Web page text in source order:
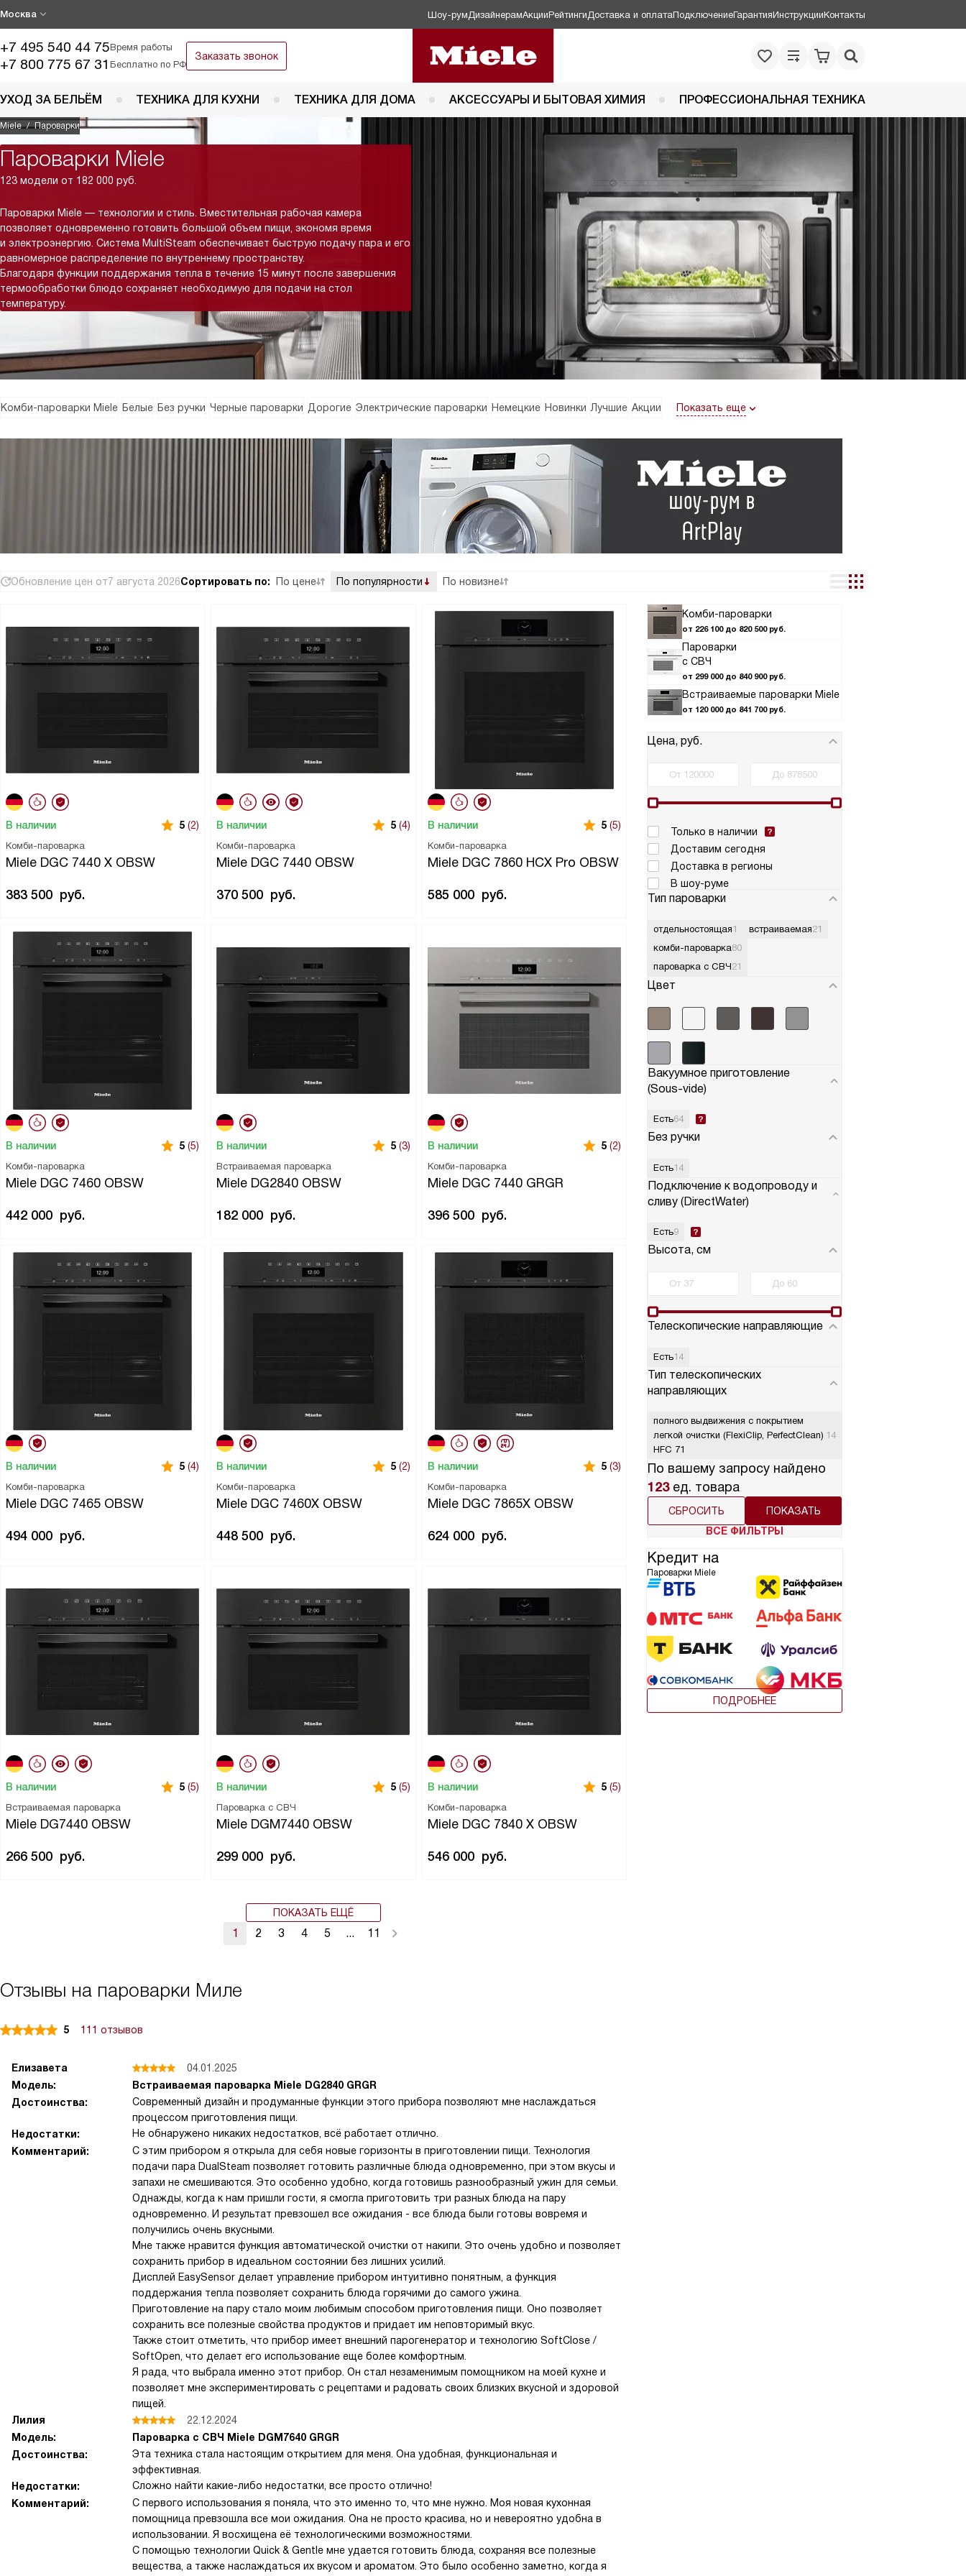
Москва Шоу-рум ДизайнерамАкцииРейтинги Доставка и оплатаПодключениеГарантияИнструкцииКонтакты
+7 495 540 44 75Время работы
+7 800 775 67 31 Бесплатно по РФ
Заказать звонок
УХОД ЗА БЕЛЬЁМ ТЕХНИКА ДЛЯ КУХНИ ТЕХНИКА ДЛЯ ДОМА АКСЕССУАРЫ И БЫТОВАЯ ХИМИЯ ПРОФЕССИОНАЛЬНАЯ ТЕХНИКА
Miele Пароварки
Пароварки Miele
123 модели от 182 000 руб.
Пароварки Miele — технологии и стиль. Вместительная рабочая камера
позволяет одновременно готовить большой объем пищи, экономя время
и электроэнергию. Система MultiSteam обеспечивает быструю подачу пара и его
равномерное распределение по внутреннему пространству.
Благодаря функции поддержания тепла в течение 15 минут после завершения
термообработки блюдо сохраняет необходимую для подачи на стол
температуру.
Комби-пароварки Miele Белые Без ручки Черные пароварки Дорогие Электрические пароварки Немецкие Новинки Лучшие Акции Показать еще
Обновление цен от7 августа 2026Сортировать по: По цене По популярности По новизне
Комби-пароварки
от 226 100 до 820 500 руб.
Пароварки
с СВЧ
от 299 000 до 840 900 руб.
Встраиваемые пароварки Miele
от 120 000 до 841 700 руб.
Цена, руб.
Только в наличии
Доставим сегодня
Доставка в регионы
В шоу-руме
Тип пароварки
отдельностоящая1 встраиваемая21
комби-пароварка80
пароварка с СВЧ21
Цвет
Вакуумное приготовление
(Sous-vide)
Есть64
Без ручки
Есть14
Подключение к водопроводу и
сливу (DirectWater)
Есть9
Высота, см
Телескопические направляющие
Есть14
Тип телескопических
направляющих
полного выдвижения с покрытием
легкой очистки (FlexiClip, PerfectClean)
HFC 71
14
По вашему запросу найдено
123ед. товара
СБРОСИТЬ
ВСЕ ФИЛЬТРЫ
Кредит на
Пароварки Miele
ПОДРОБНЕЕ
Комби-пароварка
Miele DGC 7440 X OBSW
В наличии 5 (2)
383 500 руб.
Комби-пароварка
Miele DGC 7440 OBSW
В наличии 5 (4)
370 500 руб.
Комби-пароварка
Miele DGC 7860 HCX Pro OBSW
В наличии 5 (5)
585 000 руб.
Комби-пароварка
Miele DGC 7460 OBSW
В наличии 5 (5)
442 000 руб.
Встраиваемая пароварка
Miele DG2840 OBSW
В наличии 5 (3)
182 000 руб.
Комби-пароварка
Miele DGC 7440 GRGR
В наличии 5 (2)
396 500 руб.
Комби-пароварка
Miele DGC 7465 OBSW
В наличии 5 (4)
494 000 руб.
Комби-пароварка
Miele DGC 7460X OBSW
В наличии 5 (2)
448 500 руб.
Комби-пароварка
Miele DGC 7865X OBSW
В наличии 5 (3)
624 000 руб.
Встраиваемая пароварка
Miele DG7440 OBSW
В наличии 5 (5)
266 500 руб.
Пароварка с СВЧ
Miele DGM7440 OBSW
В наличии 5 (5)
299 000 руб.
Комби-пароварка
Miele DGC 7840 X OBSW
В наличии 5 (5)
546 000 руб.
ПОКАЗАТЬ ЕЩЁ
1 2 3 4 5 ... 11
Отзывы на пароварки Миле
5 111 отзывов
Елизавета
04.01.2025
Модель:
Встраиваемая пароварка Miele DG2840 GRGR
Достоинства:
Современный дизайн и продуманные функции этого прибора позволяют мне наслаждаться
процессом приготовления пищи.
Недостатки:
Не обнаружено никаких недостатков, всё работает отлично.
Комментарий:
С этим прибором я открыла для себя новые горизонты в приготовлении пищи. Технология
подачи пара DualSteam позволяет готовить различные блюда одновременно, при этом вкусы и
запахи не смешиваются. Это особенно удобно, когда готовишь разнообразный ужин для семьи.
Однажды, когда к нам пришли гости, я смогла приготовить три разных блюда на пару
одновременно. И результат превзошел все ожидания - все блюда были готовы вовремя и
получились очень вкусными.
Мне также нравится функция автоматической очистки от накипи. Это очень удобно и позволяет
сохранить прибор в идеальном состоянии без лишних усилий.
Дисплей EasySensor делает управление прибором интуитивно понятным, а функция
поддержания тепла позволяет сохранить блюда горячими до самого ужина.
Приготовление на пару стало моим любимым способом приготовления пищи. Оно позволяет
сохранить все полезные свойства продуктов и придает им неповторимый вкус.
Также стоит отметить, что прибор имеет внешний парогенератор и технологию SoftClose /
SoftOpen, что делает его использование еще более комфортным.
Я рада, что выбрала именно этот прибор. Он стал незаменимым помощником на моей кухне и
позволяет мне экспериментировать с рецептами и радовать своих близких вкусной и здоровой
пищей.
Лилия
22.12.2024
Модель:
Пароварка с СВЧ Miele DGM7640 GRGR
Достоинства:
Эта техника стала настоящим открытием для меня. Она удобная, функциональная и
эффективная.
Недостатки:
Сложно найти какие-либо недостатки, все просто отлично!
Комментарий:
С первого использования я поняла, что это именно то, что мне нужно. Моя новая кухонная
помощница превзошла все мои ожидания. Она не просто красива, но и невероятно удобна в
использовании. Я восхищена её технологическими возможностями.
С помощью технологии Quick & Gentle мне удается готовить блюда, сохраняя все полезные
вещества, а также наслаждаться их вкусом и ароматом. Это было особенно заметно, когда я